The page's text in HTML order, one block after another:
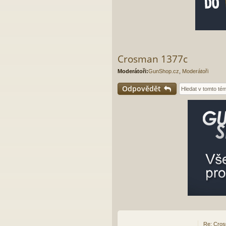
Crosman 1377c
Moderátoři:GunShop.cz Moderátoři
Odpovědět
Re: